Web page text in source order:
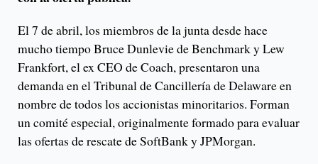
El 7 de abril, los miembros de la junta desde hace
mucho tiempo Bruce Dunlevie de Benchmark y Lew
Frankfort, el ex CEO de Coach, presentaron una
demanda en el Tribunal de Cancillería de Delaware en
nombre de todos los accionistas minoritarios. Forman
un comité especial, originalmente formado para evaluar
las ofertas de rescate de SoftBank y JPMorgan.